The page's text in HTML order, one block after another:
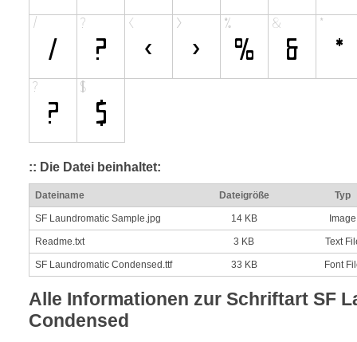
:: Die Datei beinhaltet:
Dateiname Dateigröße Typ
SF Laundromatic Sample.jpg 14 KB Image
Readme.txt 3 KB Text
SF Laundromatic Condensed.ttf 33 KB Font
Alle Informationen zur Schriftart SF
Condensed